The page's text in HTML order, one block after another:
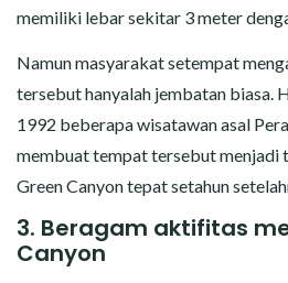
memiliki lebar sekitar 3 meter
Namun masyarakat setempat
tersebut hanyalah jembatan biasa.
1992 beberapa wisatawan asal
membuat tempat tersebut menjadi
Green Canyon tepat setahun
3. Beragam aktifitas
Canyon